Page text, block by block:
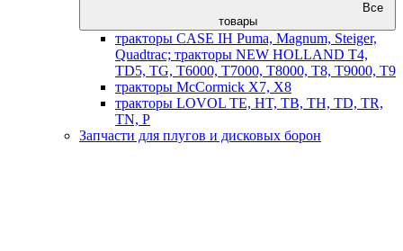
Все
товары
тракторы CASE IH Puma, Magnum, Steiger,
Quadtrac; тракторы NEW HOLLAND T4,
TD5, TG, T6000, T7000, T8000, T8, T9000, T9
тракторы McCormick X7, X8
тракторы LOVOL TE, HT, TB, TH, TD, TR,
TN, P
Запчасти для плугов и дисковых борон